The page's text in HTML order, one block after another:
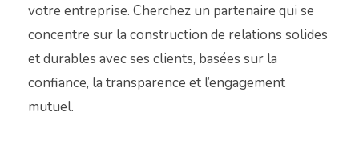
votre entreprise. Cherchez un partenaire qui se
concentre sur la construction de relations solides
et durables avec ses clients, basées sur la
confiance, la transparence et l’engagement
mutuel.